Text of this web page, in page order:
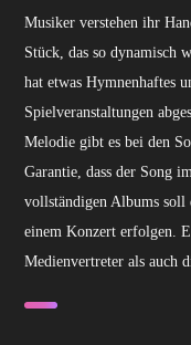
Musiker verstehen ihr
Stück, das so dynamisch
hat etwas Hymnenhaftes
Spielveranstaltungen
Melodie gibt es bei den
Garantie, dass der Song
vollständigen Albums soll
einem Konzert erfolgen.
Medienvertreter als auch